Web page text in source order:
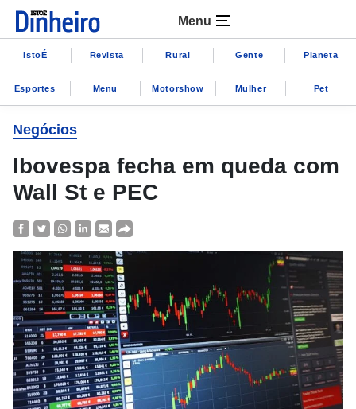
Menu
IstoÉ Revista Rural Gente Planeta
Esportes Menu Motorshow Mulher Pet
Negócios
Ibovespa fecha em queda com
Wall St e PEC